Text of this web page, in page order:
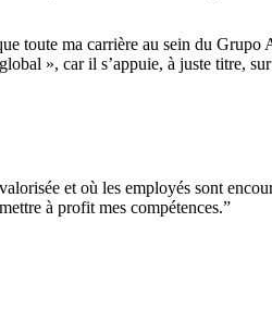
ma carrière au sein du Grupo
», car il s’appuie, à juste titre,
et où les employés sont
à profit mes compétences.”